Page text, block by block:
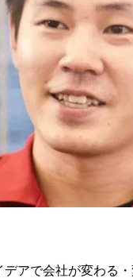
デアで会社が変わる